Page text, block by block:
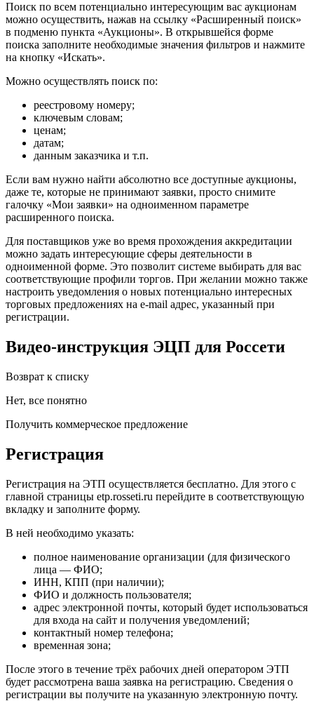
Поиск по всем потенциально интересующим вас аукционам
можно осуществить, нажав на ссылку «Расширенный поиск»
в подменю пункта «Аукционы». В открывшейся форме
поиска заполните необходимые значения фильтров и нажмите
на кнопку «Искать».
Можно осуществлять поиск по:
реестровому номеру;
ключевым словам;
ценам;
датам;
данным заказчика и т.п.
Если вам нужно найти абсолютно все доступные аукционы,
даже те, которые не принимают заявки, просто снимите
галочку «Мои заявки» на одноименном параметре
расширенного поиска.
Для поставщиков уже во время прохождения аккредитации
можно задать интересующие сферы деятельности в
одноименной форме. Это позволит системе выбирать для вас
соответствующие профили торгов. При желании можно также
настроить уведомления о новых потенциально интересных
торговых предложениях на e-mail адрес, указанный при
регистрации.
Видео-инструкция ЭЦП для Россети
Возврат к списку
Нет, все понятно
Получить коммерческое предложение
Регистрация
Регистрация на ЭТП осуществляется бесплатно. Для этого с
главной страницы etp.rosseti.ru перейдите в соответствующую
вкладку и заполните форму.
В ней необходимо указать:
полное наименование организации (для физического
лица — ФИО;
ИНН, КПП (при наличии);
ФИО и должность пользователя;
адрес электронной почты, который будет использоваться
для входа на сайт и получения уведомлений;
контактный номер телефона;
временная зона;
После этого в течение трёх рабочих дней оператором ЭТП
будет рассмотрена ваша заявка на регистрацию. Сведения о
регистрации вы получите на указанную электронную почту.